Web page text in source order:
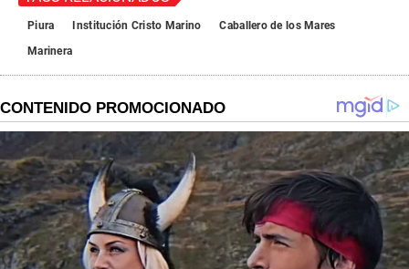
Piura Institución Cristo Marino
Caballero de los Mares
Marinera